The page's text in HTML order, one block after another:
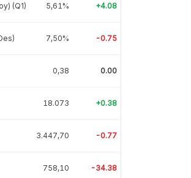
(Q1) 5,61% +4.08
7,50% -0.75
0,38 0.00
18.073 +0.38
3.447,70 -0.77
758,10 -34.38